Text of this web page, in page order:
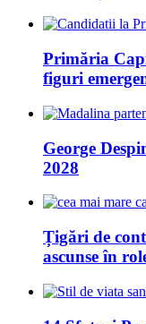
Primăria
figuri
George
2028
Țigări de
ascunse în